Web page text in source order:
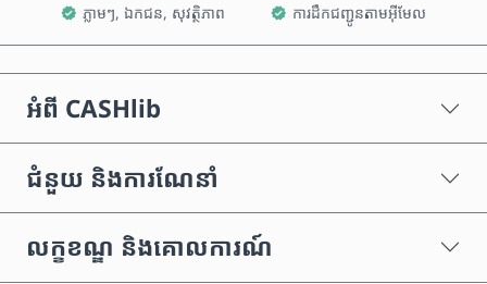
ភ្លាមៗ, ឯកជន, សុវត្ថិភាព ការដឹកជញ្ជូនតាមអ៊ីមែល
អំពី CASHlib
ជំនួយ និងការណែនាំ
លក្ខខណ្ឌ និងគោលការណ៍